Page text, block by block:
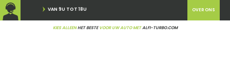
VAN 9U TOT 18U
KIES ALLEENHET BESTEVOOR UW AUTO METALFI-TURBO.COM
OVER ONS